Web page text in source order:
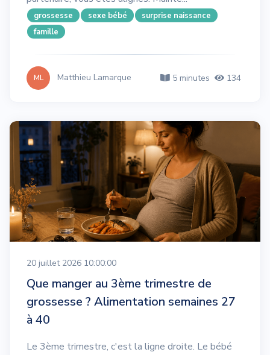
grossesse sexe bébé
surprise naissance
famille
ML Matthieu Lamarque 5 minutes 134
20 juillet 2026 10:00:00
Que manger au 3ème trimestre de
grossesse ? Alimentation semaines 27
à 40
Le 3ème trimestre, c'est la ligne droite. Le bébé